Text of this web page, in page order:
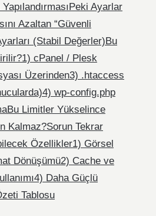
Peki Ayarlar
Azaltan “Güvenli
(Stabil Değerler) Bu
1) cPanel / Plesk
Üzerinden3) .htaccess
4) wp-config.php
Bu Limitler Yükselince
Kalmaz?Sorun Tekrar
Özellikler1) Görsel
Dönüşümü2) Cache ve
4) Daha Güçlü
Tablosu